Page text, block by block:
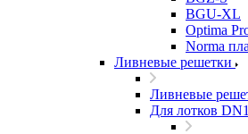
BGU-XL
Optima
Norma
Ливневые решетки
Ливневые
Для лотков